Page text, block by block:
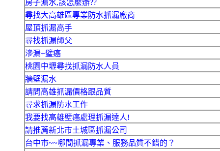
房子漏水,該怎麼辦??
尋找大高雄區專業防水抓漏廠商
屋頂抓漏高手
尋找抓漏師父
滲漏+璧癌
桃園中壢尋找抓漏防水人員
牆壁漏水
請問高雄抓漏價格跟品質
尋求抓漏防水工作
我要找高雄壁癌處理抓漏達人!
請推薦新北市土城區抓漏公司
台中市~~哪間抓漏專業、服務品質不錯的？